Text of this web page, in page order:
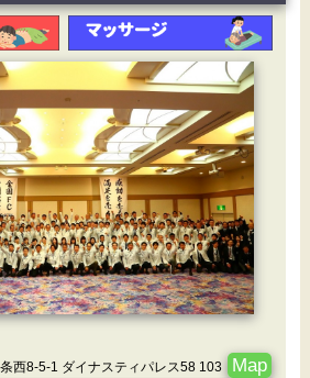
西8-5-1 ダイナスティパレス58 103 Map